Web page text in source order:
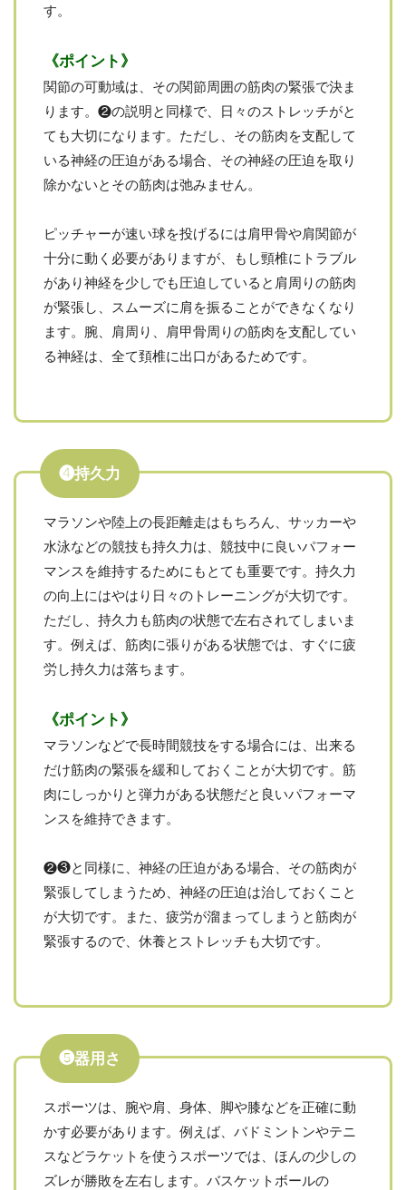
す。
《ポイント》
関節の可動域は、その関節周囲の筋肉の緊張で決ま
ります。❷の説明と同様で、日々のストレッチがと
ても大切になります。ただし、その筋肉を支配して
いる神経の圧迫がある場合、その神経の圧迫を取り
除かないとその筋肉は弛みません。
ピッチャーが速い球を投げるには肩甲骨や肩関節が
十分に動く必要がありますが、もし頸椎にトラブル
があり神経を少しでも圧迫していると肩周りの筋肉
が緊張し、スムーズに肩を振ることができなくなり
ます。腕、肩周り、肩甲骨周りの筋肉を支配してい
る神経は、全て頚椎に出口があるためです。
❹持久力
マラソンや陸上の長距離走はもちろん、サッカーや
水泳などの競技も持久力は、競技中に良いパフォー
マンスを維持するためにもとても重要です。持久力
の向上にはやはり日々のトレーニングが大切です。
ただし、持久力も筋肉の状態で左右されてしまいま
す。例えば、筋肉に張りがある状態では、すぐに疲
労し持久力は落ちます。
《ポイント》
マラソンなどで長時間競技をする場合には、出来る
だけ筋肉の緊張を緩和しておくことが大切です。筋
肉にしっかりと弾力がある状態だと良いパフォーマ
ンスを維持できます。
❷❸と同様に、神経の圧迫がある場合、その筋肉が
緊張してしまうため、神経の圧迫は治しておくこと
が大切です。また、疲労が溜まってしまうと筋肉が
緊張するので、休養とストレッチも大切です。
❺器用さ
スポーツは、腕や肩、身体、脚や膝などを正確に動
かす必要があります。例えば、バドミントンやテニ
スなどラケットを使うスポーツでは、ほんの少しの
ズレが勝敗を左右します。バスケットボールの